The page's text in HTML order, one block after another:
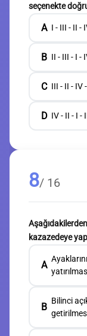
seçenekte
A I - III - II -
B II - III - I -
C III - II - IV
D IV - II - I -
8/ 16
kazazedeye
A
B
Bilinci